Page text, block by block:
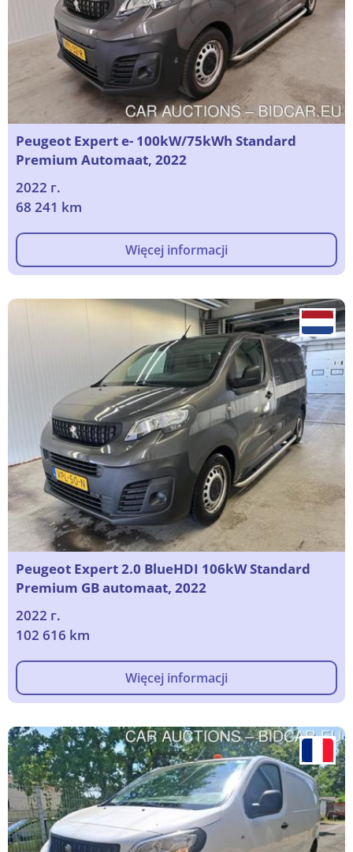
Peugeot Expert e- 100kW/75kWh Standard
Premium Automaat, 2022
2022 г.
68 241 km
Więcej informacji
Peugeot Expert 2.0 BlueHDI 106kW Standard
Premium GB automaat, 2022
2022 г.
102 616 km
Więcej informacji